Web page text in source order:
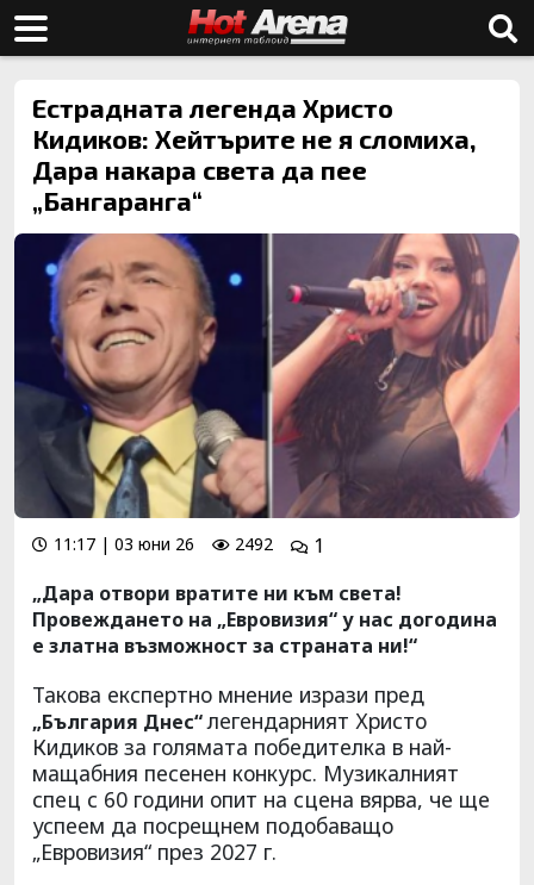
Естрадната легенда Христо
Кидиков: Хейтърите не я сломиха,
Дара накара света да пее
„Бангаранга“
11:17 | 03 юни 26 2492
1
„Дара отвори вратите ни към света!
Провеждането на „Евровизия“ у нас догодина
е златна възможност за страната ни!“
Такова експертно мнение изрази пред
„България Днес“легендарният Христо
Кидиков за голямата победителка в най-
мащабния песенен конкурс. Музикалният
спец с 60 години опит на сцена вярва, че ще
успеем да посрещнем подобаващо
„Евровизия“ през 2027 г.